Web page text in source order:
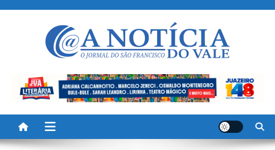
A Noticia Do Vale